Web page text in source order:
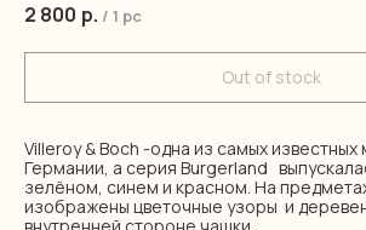
2 800 р. / 1 pc
Out of stock
Villeroy & Boch -одна из самых известных
Германии, а серия Burgerland
зелёном, синем и красном. На
изображены цветочные узоры и